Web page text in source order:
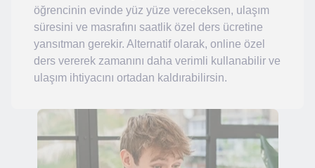
öğrencinin evinde yüz yüze vereceksen, ulaşım
süresini ve masrafını saatlik özel ders ücretine
yansıtman gerekir. Alternatif olarak, online özel
ders vererek zamanını daha verimli kullanabilir ve
ulaşım ihtiyacını ortadan kaldırabilirsin.